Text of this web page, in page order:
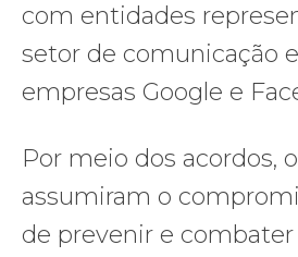
com entidades
setor de comunicação
empresas Google e
Por meio dos acordos,
assumiram o
de prevenir e combater